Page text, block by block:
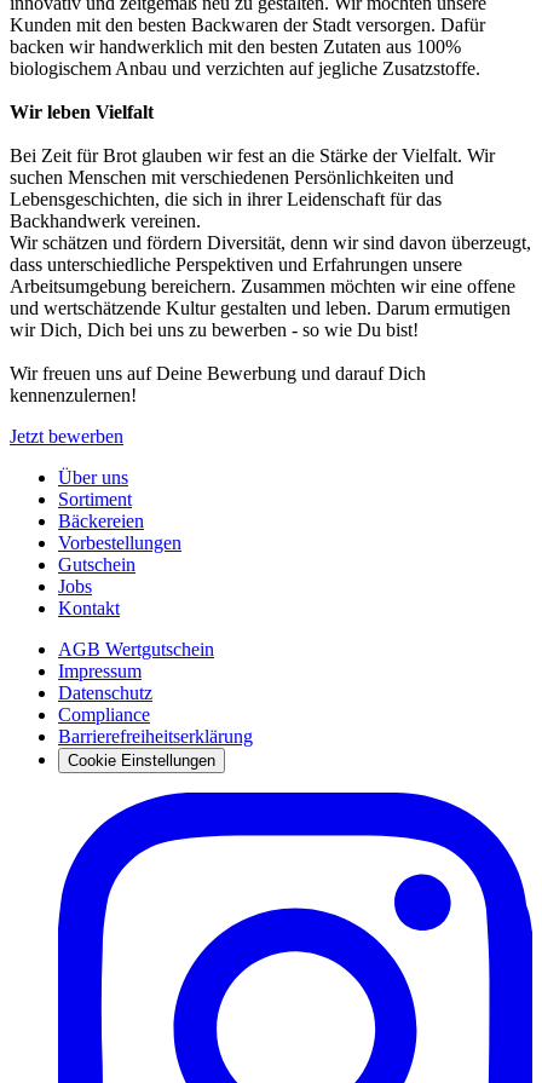
Kunden mit den besten Backwaren der Stadt versorgen. Dafür
backen wir handwerklich mit den besten Zutaten aus 100%
biologischem Anbau und verzichten auf jegliche Zusatzstoffe.
Wir leben Vielfalt
Bei Zeit für Brot glauben wir fest an die Stärke der Vielfalt. Wir
suchen Menschen mit verschiedenen Persönlichkeiten und
Lebensgeschichten, die sich in ihrer Leidenschaft für das
Backhandwerk vereinen.
Wir schätzen und fördern Diversität, denn wir sind davon überzeugt,
dass unterschiedliche Perspektiven und Erfahrungen unsere
Arbeitsumgebung bereichern. Zusammen möchten wir eine offene
und wertschätzende Kultur gestalten und leben. Darum ermutigen
wir Dich, Dich bei uns zu bewerben - so wie Du bist!
Wir freuen uns auf Deine Bewerbung und darauf Dich
kennenzulernen!
Jetzt bewerben
Über uns
Sortiment
Bäckereien
Vorbestellungen
Gutschein
Jobs
Kontakt
AGB Wertgutschein
Impressum
Datenschutz
Compliance
Barrierefreiheitserklärung
Cookie Einstellungen